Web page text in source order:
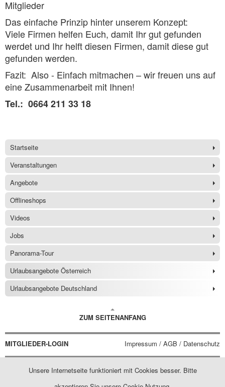
Mitglieder
Das einfache Prinzip hinter unserem Konzept:
Viele Firmen helfen Euch, damit Ihr gut gefunden
werdet und Ihr helft diesen Firmen, damit diese gut
gefunden werden.
Fazit: Also - Einfach mitmachen – wir freuen uns auf
eine Zusammenarbeit mit Ihnen!
Tel.: 0664 211 33 18
Startseite
Veranstaltungen
Angebote
Offlineshops
Videos
Jobs
Panorama-Tour
Urlaubsangebote Österreich
Urlaubsangebote Deutschland
ZUM SEITENANFANG
MITGLIEDER-LOGIN Impressum / AGB / Datenschutz
Unsere Internetseite funktioniert mit Cookies besser. Bitte